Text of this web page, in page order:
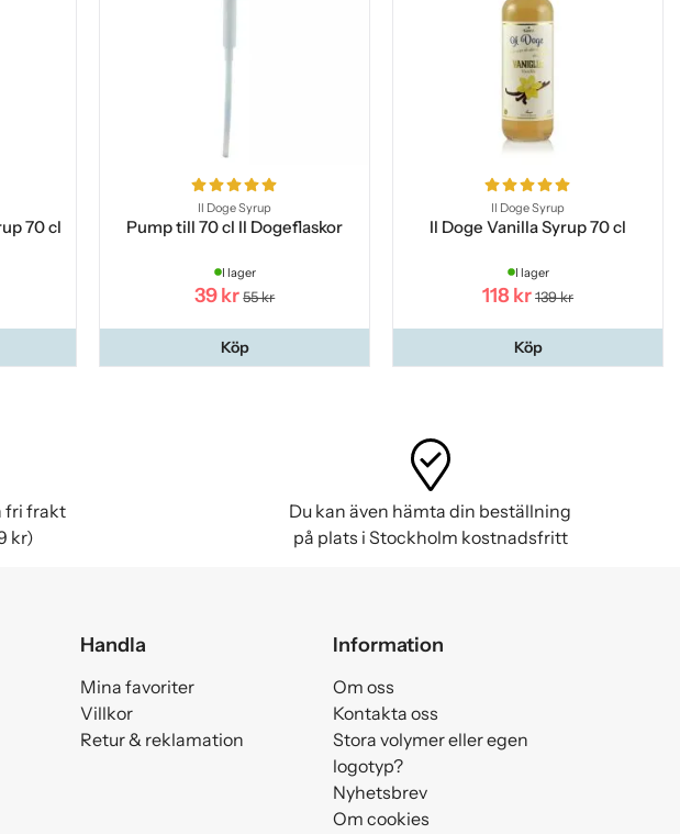
70 cl
Il Doge Syrup
Pump till 70 cl Il Dogeflaskor
I lager
39 kr 55 kr
Köp
Il Doge Syrup
Il Doge Vanilla Syrup 70 cl
I lager
118 kr 139 kr
Köp
fri frakt
kr)
Du kan även hämta din beställning
på plats i Stockholm kostnadsfritt
Handla
Mina favoriter
Villkor
Retur & reklamation
Information
Om oss
Kontakta oss
Stora volymer eller egen
logotyp?
Nyhetsbrev
Om cookies